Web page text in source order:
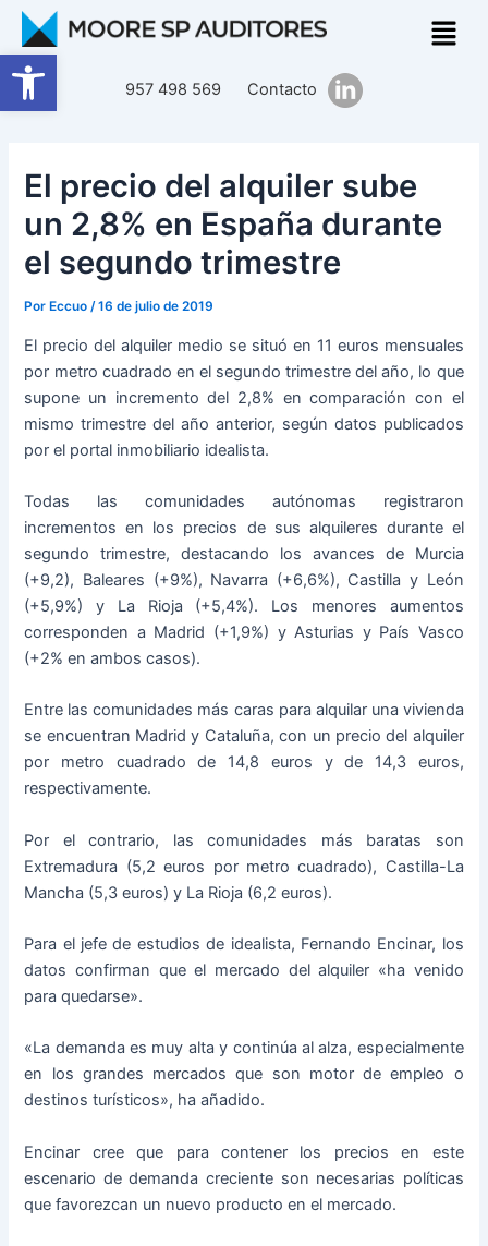
Abrir barra de herramientas
contenido
957 498 569
Contacto
El precio del alquiler sube
un 2,8% en España durante
el segundo trimestre
Por Eccuo/16 de julio de 2019
El precio del alquiler medio se situó en 11 euros mensuales
por metro cuadrado en el segundo trimestre del año, lo que
supone un incremento del 2,8% en comparación con el
mismo trimestre del año anterior, según datos publicados
por el portal inmobiliario idealista.
Todas las comunidades autónomas registraron
incrementos en los precios de sus alquileres durante el
segundo trimestre, destacando los avances de Murcia
(+9,2), Baleares (+9%), Navarra (+6,6%), Castilla y León
(+5,9%) y La Rioja (+5,4%). Los menores aumentos
corresponden a Madrid (+1,9%) y Asturias y País Vasco
(+2% en ambos casos).
Entre las comunidades más caras para alquilar una vivienda
se encuentran Madrid y Cataluña, con un precio del alquiler
por metro cuadrado de 14,8 euros y de 14,3 euros,
respectivamente.
Por el contrario, las comunidades más baratas son
Extremadura (5,2 euros por metro cuadrado), Castilla-La
Mancha (5,3 euros) y La Rioja (6,2 euros).
Para el jefe de estudios de idealista, Fernando Encinar, los
datos confirman que el mercado del alquiler «ha venido
para quedarse».
«La demanda es muy alta y continúa al alza, especialmente
en los grandes mercados que son motor de empleo o
destinos turísticos», ha añadido.
Encinar cree que para contener los precios en este
escenario de demanda creciente son necesarias políticas
que favorezcan un nuevo producto en el mercado.
Navegación
de
entradas